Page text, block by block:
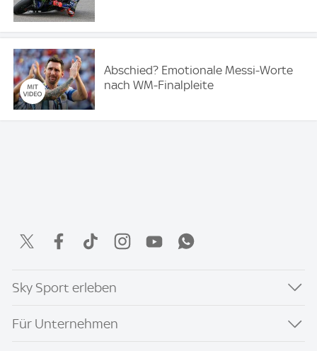
Abschied? Emotionale Messi-Worte
nach WM-Finalpleite
Sky Sport erleben
Für Unternehmen